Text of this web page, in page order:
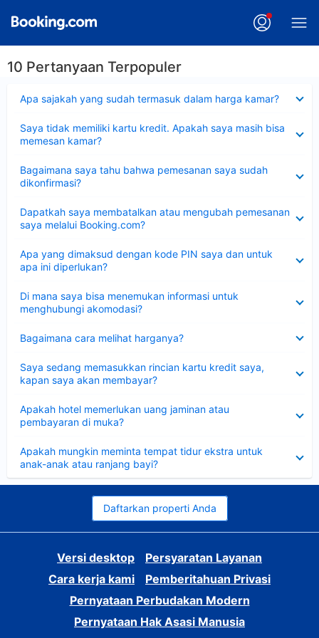
10 Pertanyaan Terpopuler
Apa sajakah yang sudah termasuk dalam harga kamar?
Saya tidak memiliki kartu kredit. Apakah saya masih bisa
memesan kamar?
Bagaimana saya tahu bahwa pemesanan saya sudah
dikonfirmasi?
Dapatkah saya membatalkan atau mengubah pemesanan
saya melalui Booking.com?
Apa yang dimaksud dengan kode PIN saya dan untuk
apa ini diperlukan?
Di mana saya bisa menemukan informasi untuk
menghubungi akomodasi?
Bagaimana cara melihat harganya?
Saya sedang memasukkan rincian kartu kredit saya,
kapan saya akan membayar?
Apakah hotel memerlukan uang jaminan atau
pembayaran di muka?
Apakah mungkin meminta tempat tidur ekstra untuk
anak-anak atau ranjang bayi?
Daftarkan properti Anda
Versi desktop
Persyaratan Layanan
Cara kerja kami
Pemberitahuan Privasi
Pernyataan Perbudakan Modern
Pernyataan Hak Asasi Manusia